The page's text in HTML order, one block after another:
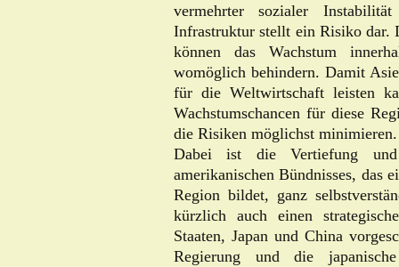
vermehrter sozialer
Infrastruktur stellt ein Risiko dar.
können das Wachstum
womöglich behindern. Damit
für die Weltwirtschaft leisten
Wachstumschancen für diese
die Risiken möglichst minimieren.
Dabei ist die Vertiefung und
amerikanischen Bündnisses, das
Region bildet, ganz
kürzlich auch einen
Staaten, Japan und China
Regierung und die